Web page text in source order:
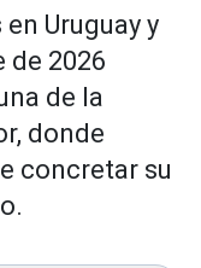
Uruguay y
de 2026
de la
donde
concretar su